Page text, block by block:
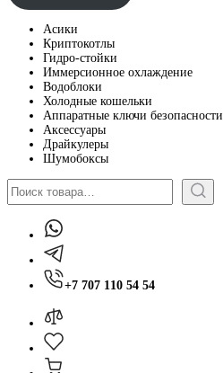
Асики
Криптокотлы
Гидро-стойки
Иммерсионное охлаждение
Водоблоки
Холодные кошельки
Аппаратные ключи безопасности
Аксессуары
Драйкулеры
Шумобоксы
Поиск
+7 707 110 54 54